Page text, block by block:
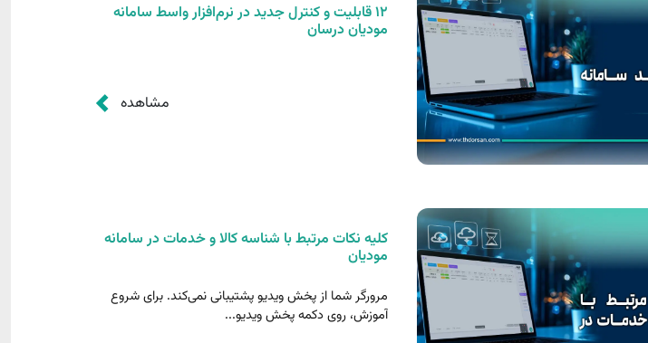
12 قابلیت و کنترل جدید در نرم‌افزار واسط سامانه
مودیان درسان
مشاهده
کلیه نکات مرتبط با شناسه کالا و خدمات در سامانه
مودیان
مرورگر شما از پخش ویدیو پشتیبانی نمی‌کند. برای شروع
آموزش، روی دکمه پخش ویدیو...